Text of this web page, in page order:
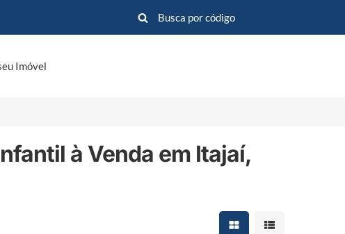
Imóvel
à Venda em Itajaí,
Mostrar resultados em
Mostrar